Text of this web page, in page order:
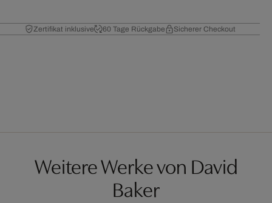
Zertifikat inklusive 60 Tage Rückgabe Sicherer Checkout
Weitere Werke von David
Baker